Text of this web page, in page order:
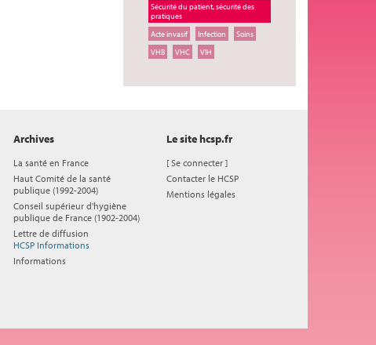
Sécurité du patient, sécurité des
pratiques
Acte invasif
Infection
Soins
VHB
VHC VIH
Archives
La santé en France
Haut Comité de la santé
publique (1992-2004)
Conseil supérieur d'hygiène
publique de France (1902-2004)
Lettre de diffusion
HCSP Informations
Informations
Le site hcsp.fr
[Se connecter ]
Contacter le HCSP
Mentions légales